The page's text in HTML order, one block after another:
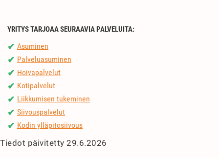
YRITYS TARJOAA SEURAAVIA PALVELUITA:
✔ Asuminen
✔ Palveluasuminen
✔ Hoivapalvelut
✔ Kotipalvelut
✔ Liikkumisen tukeminen
✔ Siivouspalvelut
✔ Kodin ylläpitosiivous
Tiedot päivitetty 29.6.2026